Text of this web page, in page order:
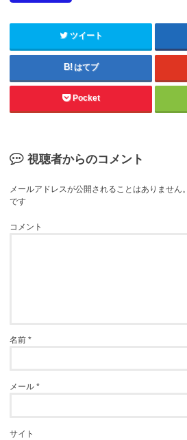
ツイート
はてブ
Pocket
視聴者からのコメント
メールアドレスが公開されることはありません。
です
コメント
名前*
メール*
サイト